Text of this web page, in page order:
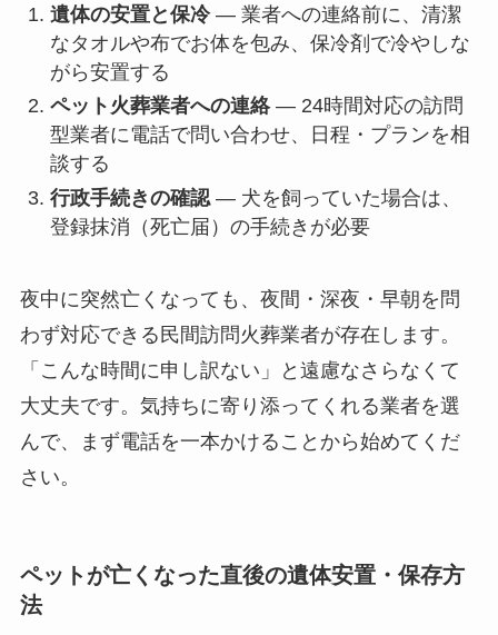
遺体の安置と保冷— 業者への連絡前に、清潔
なタオルや布でお体を包み、保冷剤で冷やしな
がら安置する
ペット火葬業者への連絡— 24時間対応の訪問
型業者に電話で問い合わせ、日程・プランを相
談する
行政手続きの確認— 犬を飼っていた場合は、
登録抹消（死亡届）の手続きが必要
夜中に突然亡くなっても、夜間・深夜・早朝を問
わず対応できる民間訪問火葬業者が存在します。
「こんな時間に申し訳ない」と遠慮なさらなくて
大丈夫です。気持ちに寄り添ってくれる業者を選
んで、まず電話を一本かけることから始めてくだ
さい。
ペットが亡くなった直後の遺体安置・保存方
法